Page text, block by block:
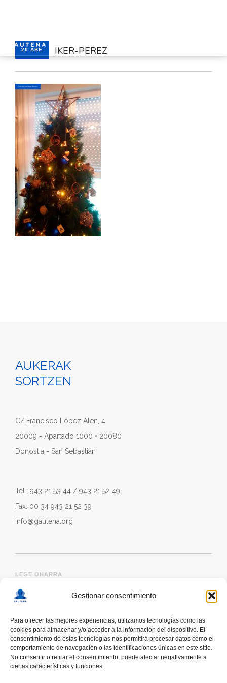
Gestionar consentimiento
Para ofrecer las mejores experiencias, utilizamos tecnologías como las
cookies para almacenar y/o acceder a la información del dispositivo. El
consentimiento de estas tecnologías nos permitirá procesar datos como el
comportamiento de navegación o las identificaciones únicas en este sitio.
No consentir o retirar el consentimiento, puede afectar negativamente a
ciertas características y funciones.
HASIERA
GAUTENA
AUTISMOA
KOMUNIKAZIOA
ZERBITZUAK
BERRIAK
HARREMANETARAKO
AREA PRIBATUA
EUSKARA
20 ABE IKER-PEREZ
AUKERAK
SORTZEN
C/ Francisco López Alen, 4
20009 - Apartado 1000 • 20080
Donostia - San Sebastián
Tel.: 943 21 53 44 / 943 21 52 49
Fax: 00 34 943 21 52 39
info@gautena.org
LEGE OHARRA
deskonektapp